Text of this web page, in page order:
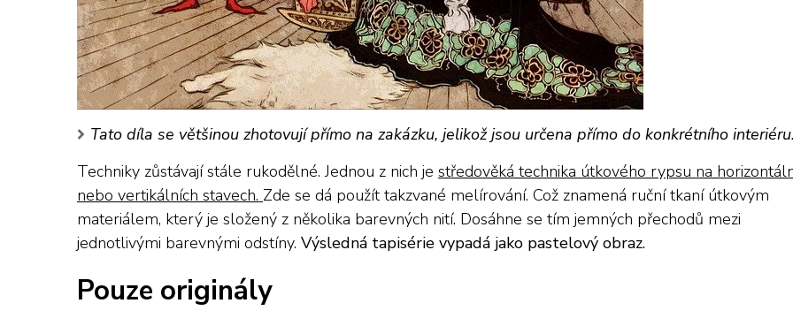
Tato díla se většinou zhotovují přímo na zakázku, jelikož jsou určena přímo do konkrétního interiéru.
Techniky zůstávají stále rukodělné. Jednou z nich je středověká technika útkového rypsu na
nebo vertikálních stavech. Zde se dá použít takzvané melírování. Což znamená ruční tkaní útkovým
materiálem, který je složený z několika barevných nití. Dosáhne se tím jemných přechodů mezi
jednotlivými barevnými odstíny. Výsledná tapisérie vypadá jako pastelový obraz.
Pouze originály